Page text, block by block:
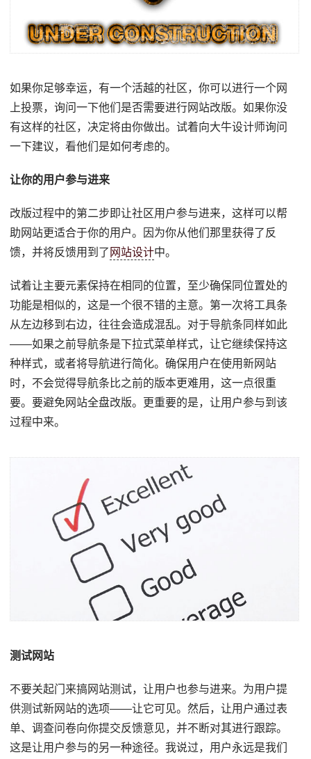
如果你足够幸运，有一个活越的社区，你可以进行一个网
上投票，询问一下他们是否需要进行网站改版。如果你没
有这样的社区，决定将由你做出。试着向大牛设计师询问
一下建议，看他们是如何考虑的。
让你的用户参与进来
改版过程中的第二步即让社区用户参与进来，这样可以帮
助网站更适合于你的用户。因为你从他们那里获得了反
馈，并将反馈用到了 网站设计中。
试着让主要元素保持在相同的位置，至少确保同位置处的
功能是相似的，这是一个很不错的主意。第一次将工具条
从左边移到右边，往往会造成混乱。对于导航条同样如此
——如果之前导航条是下拉式菜单样式，让它继续保持这
种样式，或者将导航进行简化。确保用户在使用新网站
时，不会觉得导航条比之前的版本更难用，这一点很重
要。要避免网站全盘改版。更重要的是，让用户参与到该
过程中来。
测试网站
不要关起门来搞网站测试，让用户也参与进来。为用户提
供测试新网站的选项——让它可见。然后，让用户通过表
单、调查问卷向你提交反馈意见，并不断对其进行跟踪。
这是让用户参与的另一种途径。我说过，用户永远是我们